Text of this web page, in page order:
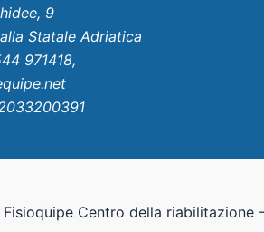
9
Statale Adriatica
971418,
Fisioquipe Centro della riabilitazione